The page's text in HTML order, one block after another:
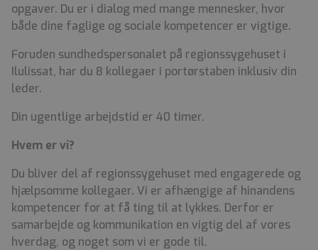
opgaver. Du er i dialog med mange mennesker, hvor
både dine faglige og sociale kompetencer er vigtige.
Foruden sundhedspersonalet på regionssygehuset i
Ilulissat, har du 8 kollegaer i portørstaben inklusiv din
leder.
Din ugentlige arbejdstid er 40 timer.
Hvem er vi?
Du bliver del af regionssygehuset med engagerede og
hjælpsomme kollegaer. Vi er afhængige af hinandens
kompetencer for at få ting til at lykkes. Derfor er
samarbejde og kommunikation en vigtig del af vores
hverdag, og noget som vi er gode til.